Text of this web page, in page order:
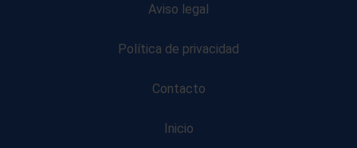
Aviso legal
Política de privacidad
Contacto
Inicio